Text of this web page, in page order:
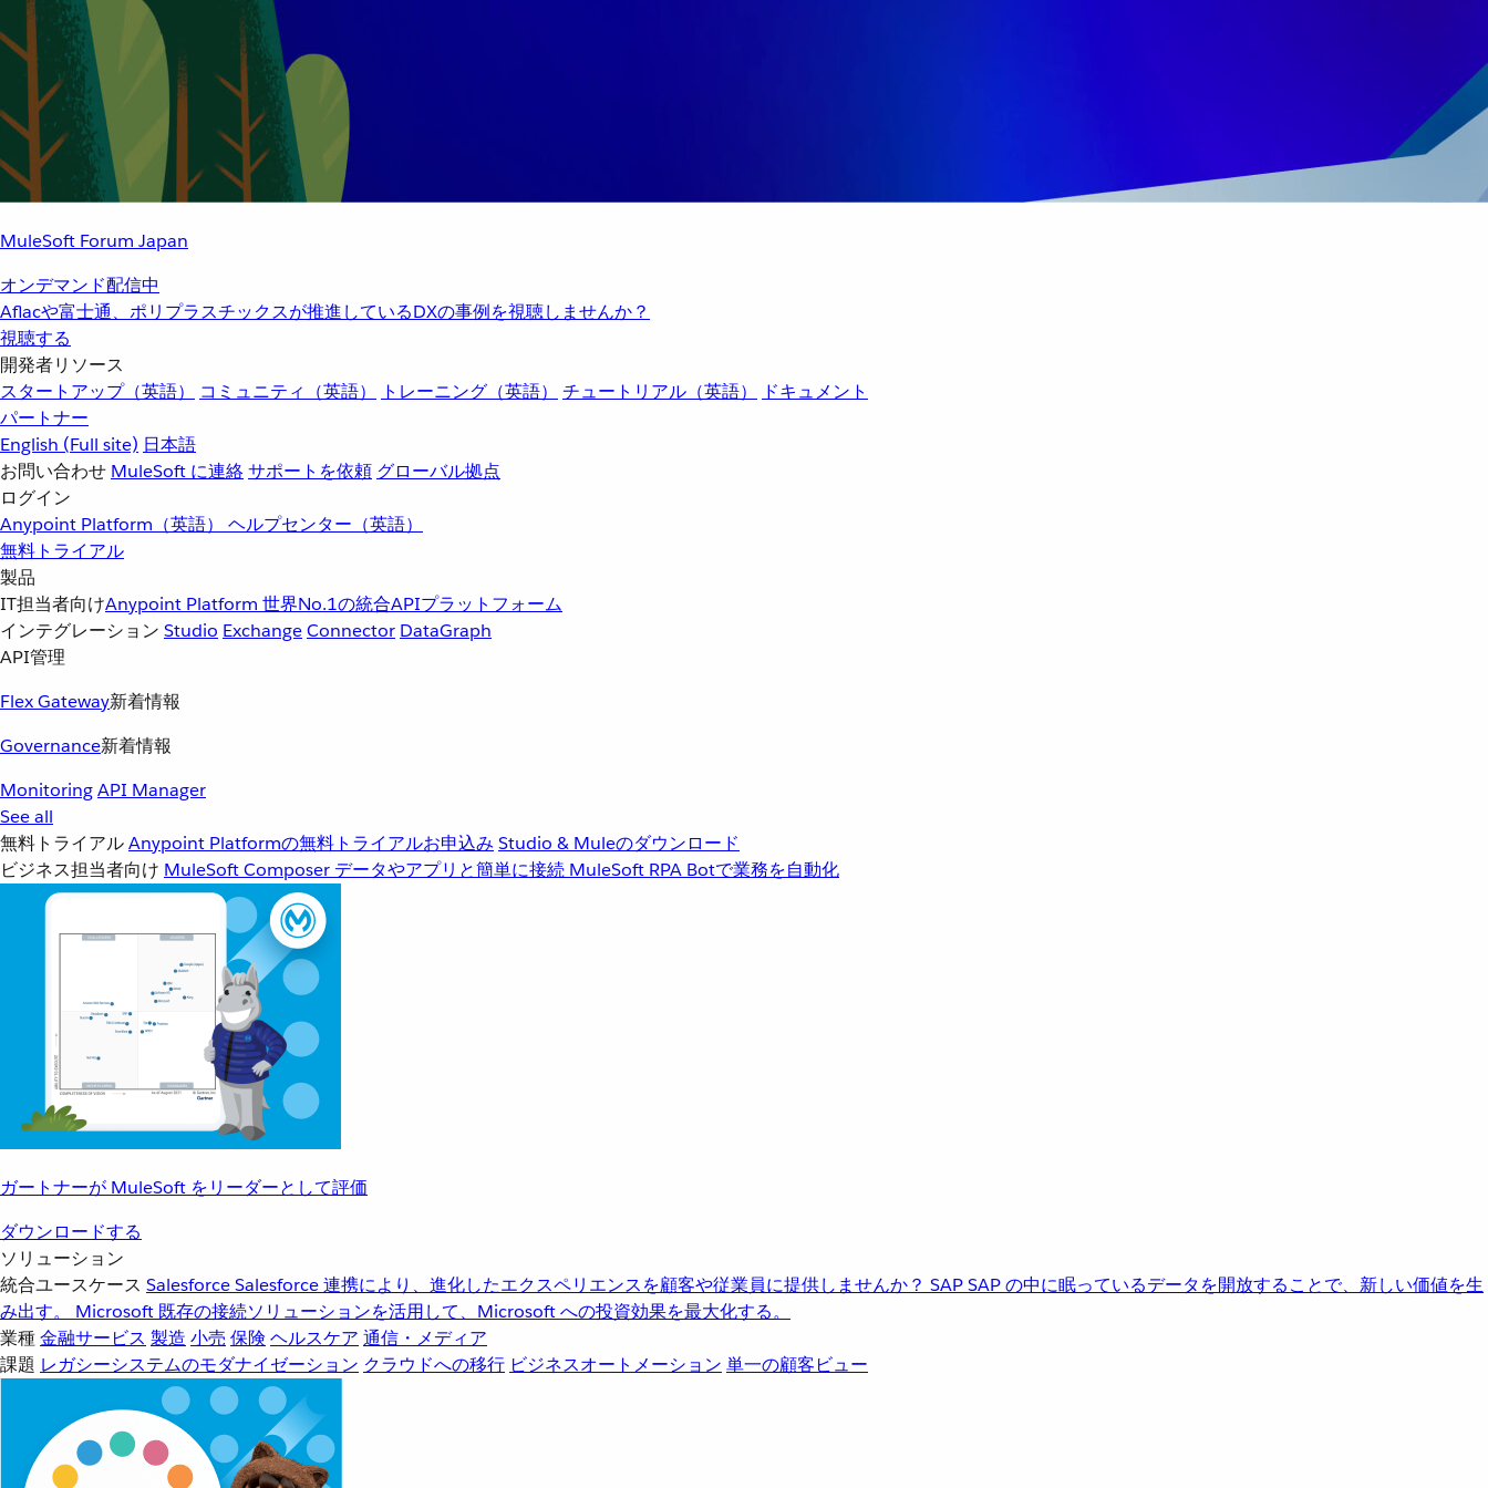
MuleSoft Forum Japan
オンデマンド配信中
Aflacや富士通、ポリプラスチックスが推進しているDXの事例を視聴しませんか？
視聴する
開発者リソース
スタートアップ（英語）
コミュニティ（英語） トレーニング（英語） チュートリアル（英語）
ドキュメント
パートナー
English (Full site) 日本語
お問い合わせ MuleSoft に連絡サポートを依頼 グローバル拠点
ログイン
Anypoint Platform（英語） ヘルプセンター（英語）
無料トライアル
製品
IT担当者向けAnypoint Platform 世界No.1の統合APIプラットフォーム
インテグレーション Studio ExchangeConnector DataGraph
API管理
Flex Gateway新着情報
Governance新着情報
MonitoringAPI Manager
See all
無料トライアルAnypoint Platformの無料トライアルお申込み Studio & Muleのダウンロード
ビジネス担当者向け MuleSoft Composer データやアプリと簡単に接続 MuleSoft RPA Botで業務を自動化
ガートナーが MuleSoft をリーダーとして評価
ダウンロードする
ソリューション
統合ユースケース SalesforceSalesforce 連携により、進化したエクスペリエンスを顧客や従業員に提供しませんか？ SAPSAP の中に眠っているデータを開放することで、新しい価値を生
み出す。
Microsoft 既存の接続ソリューションを活用して、Microsoft への投資効果を最大化する。
業種金融サービス 製造 小売 保険 ヘルスケア 通信・メディア
課題 レガシーシステムのモダナイゼーション クラウドへの移行 ビジネスオートメーション 単一の顧客ビュー